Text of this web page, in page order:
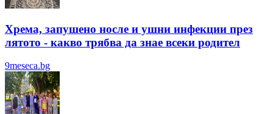
Хрема, запушено носле и ушни инфекции през
лятотo - какво трябва да знае всеки родител
9meseca.bg